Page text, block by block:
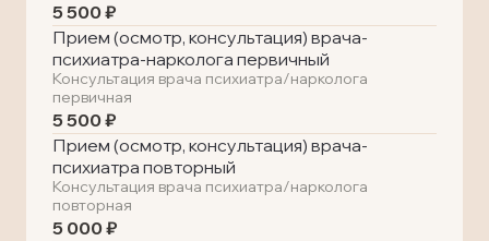
5 500 ₽
Прием (осмотр, консультация) врача-
психиатра-нарколога первичный
Консультация врача психиатра/нарколога
первичная
5 500 ₽
Прием (осмотр, консультация) врача-
психиатра повторный
Консультация врача психиатра/нарколога
повторная
5 000 ₽